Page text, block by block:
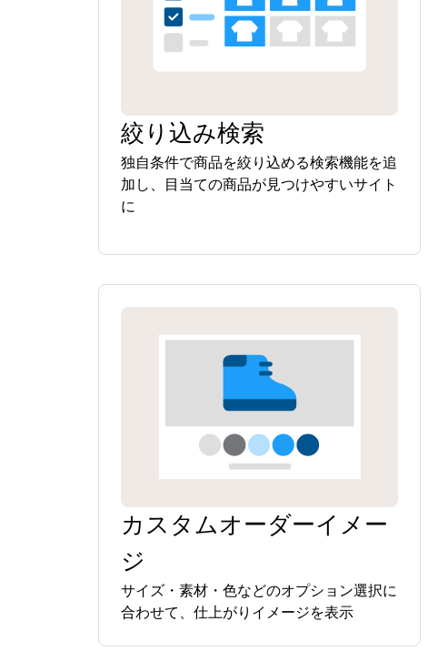
絞り込み検索
独自条件で商品を絞り込める検索機能を追
加し、目当ての商品が見つけやすいサイト
に
カスタムオーダーイメー
ジ
サイズ・素材・色などのオプション選択に
合わせて、仕上がりイメージを表示